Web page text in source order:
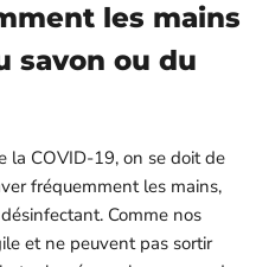
les mains
savon ou du
la COVID-19, on se doit de
fréquemment les mains,
Comme nos
et ne peuvent pas sortir